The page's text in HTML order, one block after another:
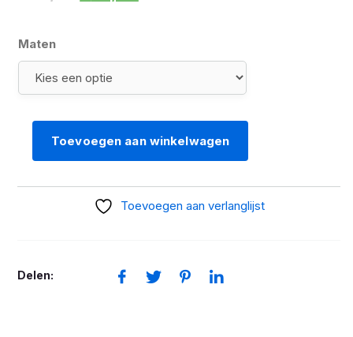
prijs
prijs
Maten
aantal
Toevoegen aan winkelwagen
Toevoegen aan verlanglijst
Delen: